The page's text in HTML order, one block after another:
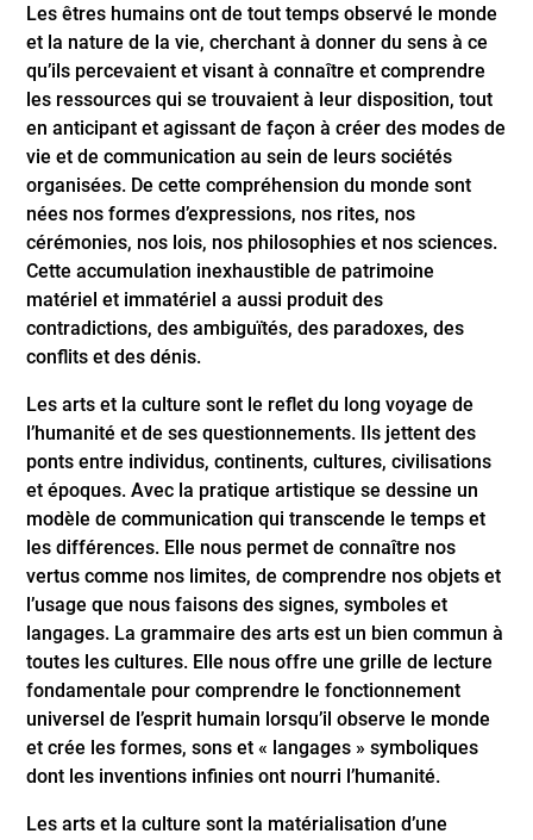
Les êtres humains ont de tout temps observé le monde
et la nature de la vie, cherchant à donner du sens à ce
qu’ils percevaient et visant à connaître et comprendre
les ressources qui se trouvaient à leur disposition, tout
en anticipant et agissant de façon à créer des modes de
vie et de communication au sein de leurs sociétés
organisées. De cette compréhension du monde sont
nées nos formes d’expressions, nos rites, nos
cérémonies, nos lois, nos philosophies et nos sciences.
Cette accumulation inexhaustible de patrimoine
matériel et immatériel a aussi produit des
contradictions, des ambiguïtés, des paradoxes, des
conflits et des dénis.
Les arts et la culture sont le reflet du long voyage de
l’humanité et de ses questionnements. Ils jettent des
ponts entre individus, continents, cultures, civilisations
et époques. Avec la pratique artistique se dessine un
modèle de communication qui transcende le temps et
les différences. Elle nous permet de connaître nos
vertus comme nos limites, de comprendre nos objets et
l’usage que nous faisons des signes, symboles et
langages. La grammaire des arts est un bien commun à
toutes les cultures. Elle nous offre une grille de lecture
fondamentale pour comprendre le fonctionnement
universel de l’esprit humain lorsqu’il observe le monde
et crée les formes, sons et « langages » symboliques
dont les inventions infinies ont nourri l’humanité.
Les arts et la culture sont la matérialisation d’une